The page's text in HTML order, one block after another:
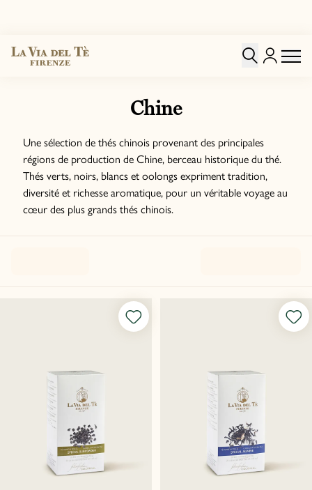
Chine
Une sélection de thés chinois provenant des principales
régions de production de Chine, berceau historique du thé.
Thés verts, noirs, blancs et oolongs expriment tradition,
diversité et richesse aromatique, pour un véritable voyage au
cœur des plus grands thés chinois.